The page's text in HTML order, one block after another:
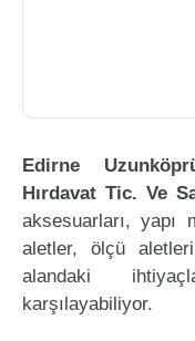
Edirne
Hırdavat Tic. Ve
aksesuarları, yapı
aletler, ölçü
alandaki
karşılayabiliyor.